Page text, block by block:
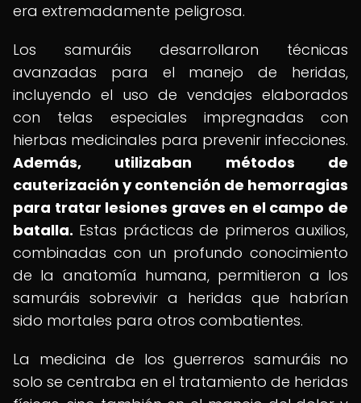
era extremadamente peligrosa.
Los samuráis desarrollaron técnicas
avanzadas para el manejo de heridas,
incluyendo el uso de vendajes elaborados
con telas especiales impregnadas con
hierbas medicinales para prevenir infecciones.
Además, utilizaban métodos de
cauterización y contención de hemorragias
para tratar lesiones graves en el campo de
batalla. Estas prácticas de primeros auxilios,
combinadas con un profundo conocimiento
de la anatomía humana, permitieron a los
samuráis sobrevivir a heridas que habrían
sido mortales para otros combatientes.
La medicina de los guerreros samuráis no
solo se centraba en el tratamiento de heridas